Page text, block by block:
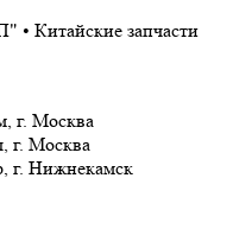
Китайские запчасти
г. Москва
г. Москва
г. Нижнекамск